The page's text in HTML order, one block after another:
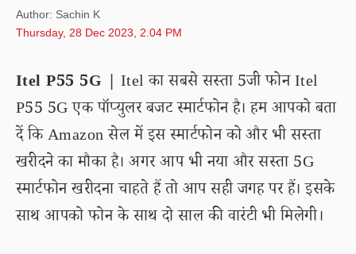
Author: Sachin K
Thursday, 28 Dec 2023, 2.04 PM
Itel P55 5G | Itel का सबसे सस्ता 5जी फोन Itel
P55 5G एक पॉप्युलर बजट स्मार्टफोन है। हम आपको बता
दें कि Amazon सेल में इस स्मार्टफोन को और भी सस्ता
खरीदने का मौका है। अगर आप भी नया और सस्ता 5G
स्मार्टफोन खरीदना चाहते हैं तो आप सही जगह पर हैं। इसके
साथ आपको फोन के साथ दो साल की वारंटी भी मिलेगी।